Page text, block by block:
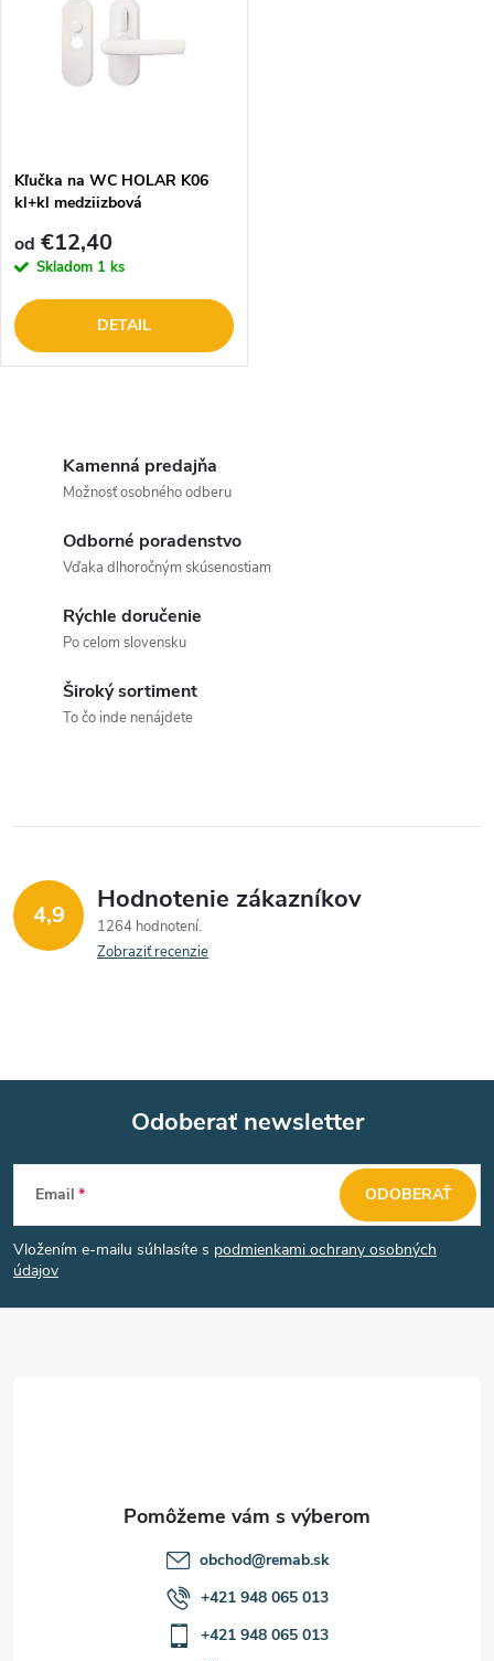
o
v
o
v
Kľučka na WC HOLAR K06
kl+kl medziizbová
od €12,40
Skladom 1 ks
DETAIL
p
v
k
ý
s
u
Kamenná predajňa
Možnosť osobného odberu
Odborné poradenstvo
Vďaka dlhoročným skúsenostiam
Rýchle doručenie
Po celom slovensku
Široký sortiment
To čo inde nenájdete
4,9 Hodnotenie zákazníkov
1264 hodnotení
Zobraziť recenzie
Z
á
p
Odoberať newsletter
Email
Vložením e-mailu súhlasíte s podmienkami ochrany osobných
údajov
ODOBERAŤ
obchod@remab.sk
+421 948 065 013
+421 948 065 013